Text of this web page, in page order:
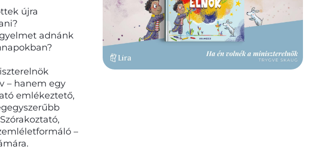
újra
adnánk
– hanem egy
emlékeztető,
–